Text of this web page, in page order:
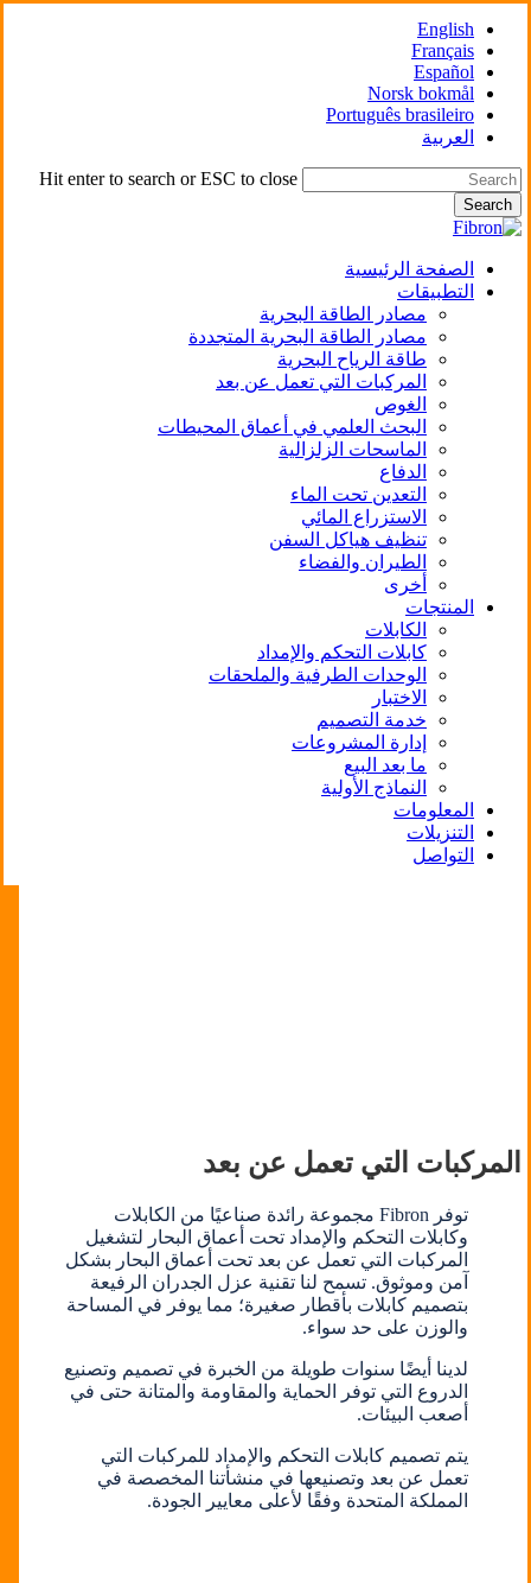
Skip
main
content
English
Français
Español
Norsk bokmål
Português brasileiro
العربية
Hit enter to search or ESC to close
Search
Close
Menu
الصفحة الرئيسية
التطبيقات
مصادر الطاقة البحرية
مصادر الطاقة البحرية المتجددة
طاقة الرياح البحرية
المركبات التي تعمل عن بعد
الغوص
البحث العلمي في أعماق المحيطات
الماسحات الزلزالية
الدفاع
التعدين تحت الماء
الاستزراع المائي
تنظيف هياكل السفن
الطيران والفضاء
أخرى
المنتجات
الكابلات
كابلات التحكم والإمداد
الوحدات الطرفية والملحقات
الاختبار
خدمة التصميم
إدارة المشروعات
ما بعد البيع
النماذج الأولية
المعلومات
التنزيلات
التواصل
المركبات التي تعمل عن بعد
توفر Fibron مجموعة رائدة صناعيًا من الكابلات
وكابلات التحكم والإمداد تحت أعماق البحار لتشغيل
المركبات التي تعمل عن بعد تحت أعماق البحار بشكل
آمن وموثوق. تسمح لنا تقنية عزل الجدران الرفيعة
بتصميم كابلات بأقطار صغيرة؛ مما يوفر في المساحة
والوزن على حد سواء.
لدينا أيضًا سنوات طويلة من الخبرة في تصميم وتصنيع
الدروع التي توفر الحماية والمقاومة والمتانة حتى في
أصعب البيئات.
يتم تصميم كابلات التحكم والإمداد للمركبات التي
تعمل عن بعد وتصنيعها في منشأتنا المخصصة في
المملكة المتحدة وفقًا لأعلى معايير الجودة.